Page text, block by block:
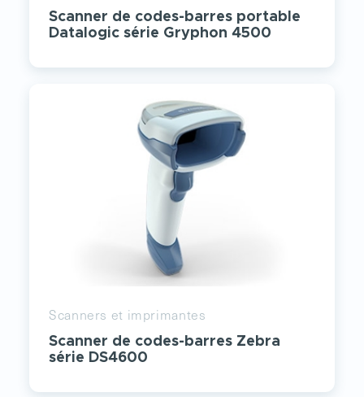
Scanner de codes-barres portable
Datalogic série Gryphon 4500
Scanners et imprimantes
Scanner de codes-barres Zebra
série DS4600